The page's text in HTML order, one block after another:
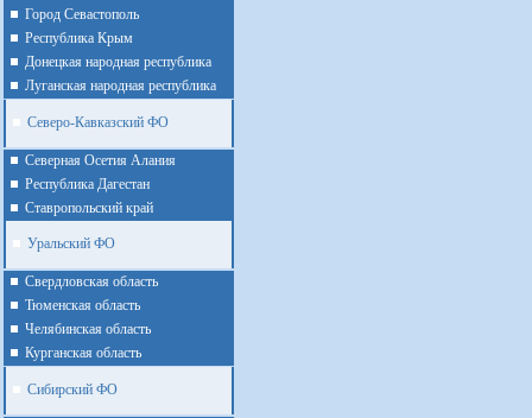
Город Севастополь
Республика Крым
Донецкая народная республика
Луганская народная республика
Северо-Кавказский ФО
Северная Осетия Алания
Республика Дагестан
Ставропольский край
Уральский ФО
Cвердловская область
Тюменская область
Челябинская область
Курганская область
Сибирский ФО